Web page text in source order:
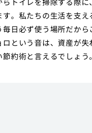
。私たちの生活を支
日必ず使う場所だか
という音は、資産が
約術と言えるでしょう。